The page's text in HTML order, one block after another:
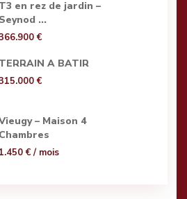
T3 en rez de jardin –
Seynod ...
€
TERRAIN A BATIR
€
– Maison 4
Chambres
1.450 €/ mois